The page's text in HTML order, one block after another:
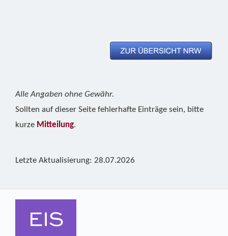
Alle Angaben ohne Gewähr.
Sollten auf dieser Seite fehlerhafte Einträge sein, bitte
kurze Mitteilung.
Letzte Aktualisierung: 28.07.2026